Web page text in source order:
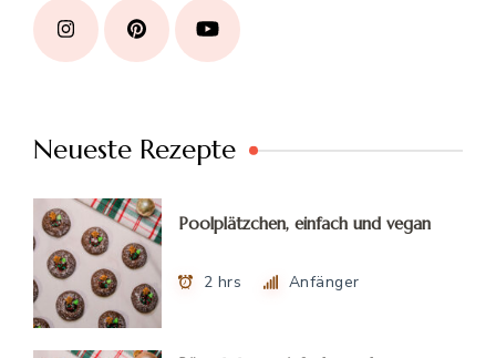
Neueste Rezepte
Poolplätzchen, einfach und vegan
2 hrs Anfänger